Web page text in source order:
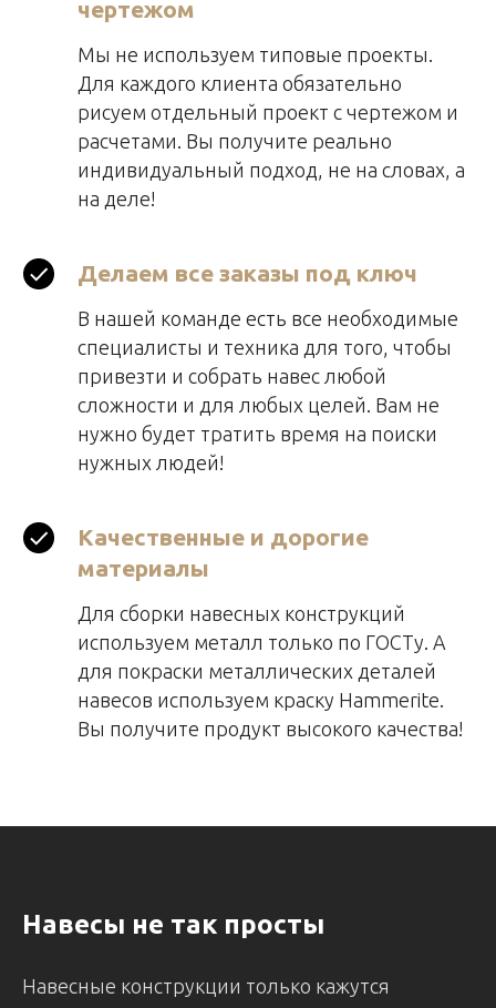
чертежом
Мы не используем типовые проекты.
Для каждого клиента обязательно
рисуем отдельный проект с чертежом и
расчетами. Вы получите реально
индивидуальный подход, не на словах, а
на деле!
Делаем все заказы под ключ
В нашей команде есть все необходимые
специалисты и техника для того, чтобы
привезти и собрать навес любой
сложности и для любых целей. Вам не
нужно будет тратить время на поиски
нужных людей!
Качественные и дорогие
материалы
Для сборки навесных конструкций
используем металл только по ГОСТу. А
для покраски металлических деталей
навесов используем краску Hammerite.
Вы получите продукт высокого качества!
Навесы не так просты
Навесные конструкции только кажутся